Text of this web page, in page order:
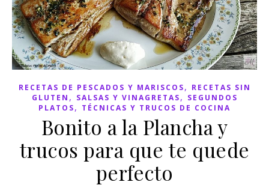
RECETAS DE PESCADOS Y MARISCOS, RECETAS SIN
GLUTEN , SALSAS Y VINAGRETAS, SEGUNDOS
PLATOS, TÉCNICAS Y TRUCOS DE COCINA
Bonito a la Plancha y
trucos para que te quede
perfecto